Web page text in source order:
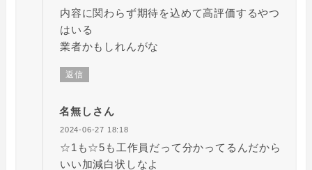
内容に関わらず期待を込めて高評価するやつ
はいる
業者かもしれんがな
返信
名無しさん
2024-06-27 18:18
☆1も☆5も工作員だって分かってるんだから
いい加減白状しなよ